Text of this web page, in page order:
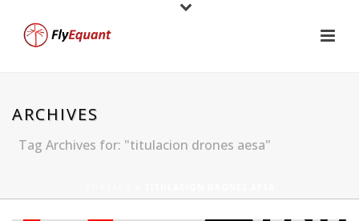
ARCHIVES
Tag Archives for: "titulacion drones aesa"